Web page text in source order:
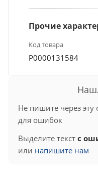
Прочие
Код товара
Р0000131584
Не пишите через эту
для ошибок
Выделите текст с
или напишите нам